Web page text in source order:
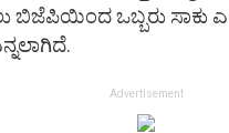
ಬಿಜೆಪಿಯಿಂದ ಒಬ್ಬರು ಸಾಕು
Advertisement